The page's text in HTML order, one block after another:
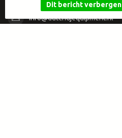
info@dutchdjequipment.nl
Dit bericht verbergen